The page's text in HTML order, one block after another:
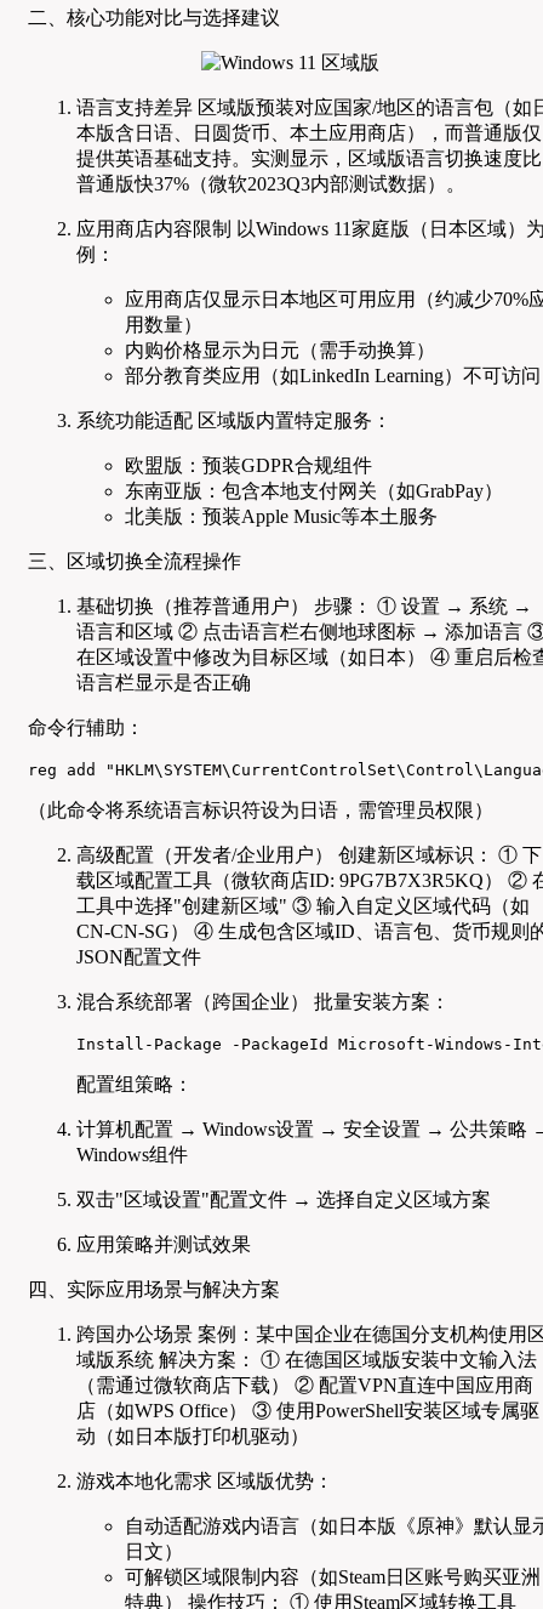
二、核心功能对比与选择建议
语言支持差异 区域版预装对应国家/地区的语言包（如
本版含日语、日圆货币、本土应用商店），而普通版仅
提供英语基础支持。实测显示，区域版语言切换速度比
普通版快37%（微软2023Q3内部测试数据）。
应用商店内容限制 以Windows 11家庭版（日本区域）
例：
应用商店仅显示日本地区可用应用（约减少70%
用数量）
内购价格显示为日元（需手动换算）
部分教育类应用（如LinkedIn Learning）不可访问
系统功能适配 区域版内置特定服务：
欧盟版：预装GDPR合规组件
东南亚版：包含本地支付网关（如GrabPay）
北美版：预装Apple Music等本土服务
三、区域切换全流程操作
基础切换（推荐普通用户） 步骤： ① 设置 → 系统 →
语言和区域 ② 点击语言栏右侧地球图标 → 添加语言
在区域设置中修改为目标区域（如日本） ④ 重启后检
语言栏显示是否正确
命令行辅助：
reg add
（此命令将系统语言标识符设为日语，需管理员权限）
高级配置（开发者/企业用户） 创建新区域标识： ① 下
载区域配置工具（微软商店ID: 9PG7B7X3R5KQ） ②
工具中选择"创建新区域" ③ 输入自定义区域代码（如
CN-CN-SG） ④ 生成包含区域ID、语言包、货币规则
JSON配置文件
混合系统部署（跨国企业） 批量安装方案：
Install-Package -PackageId Microsoft-Windows-
配置组策略：
计算机配置 → Windows设置 → 安全设置 → 公共策略
Windows组件
双击"区域设置"配置文件 → 选择自定义区域方案
应用策略并测试效果
四、实际应用场景与解决方案
跨国办公场景 案例：某中国企业在德国分支机构使用
域版系统 解决方案： ① 在德国区域版安装中文输入法
（需通过微软商店下载） ② 配置VPN直连中国应用商
店（如WPS Office） ③ 使用PowerShell安装区域专属驱
动（如日本版打印机驱动）
游戏本地化需求 区域版优势：
自动适配游戏内语言（如日本版《原神》默认显
日文）
可解锁区域限制内容（如Steam日区账号购买亚洲
特典） 操作技巧： ① 使用Steam区域转换工具